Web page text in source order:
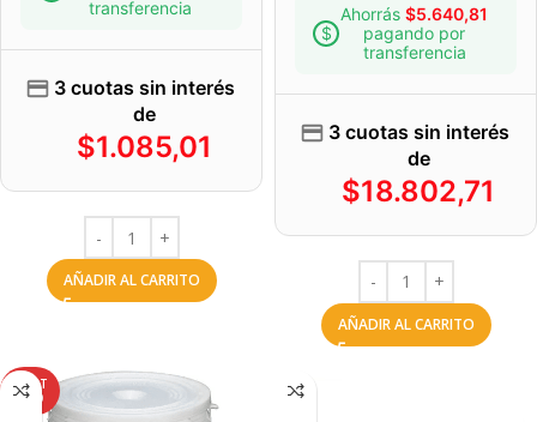
transferencia
3 cuotas sin interés
de
$1.085,01
AÑADIR AL CARRITO
Ahorrás $5.640,81
pagando por
transferencia
3 cuotas sin interés
de
$18.802,71
AÑADIR AL CARRITO
AGOT
ADO